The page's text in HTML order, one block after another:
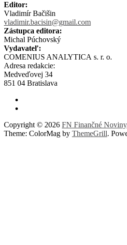
Editor:
Vladimír Bačišin
vladimir.bacisin@gmail.com
Zástupca editora:
Michal Púchovský
Vydavateľ:
COMENIUS ANALYTICA s. r. o.
Adresa redakcie:
Medveďovej 34
851 04 Bratislava
Copyright © 2026 FN Finančné Noviny
Theme: ColorMag by ThemeGrill.